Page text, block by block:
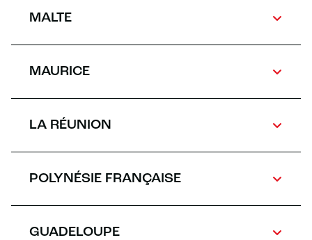
MALTE
MAURICE
LA RÉUNION
POLYNÉSIE FRANÇAISE
GUADELOUPE